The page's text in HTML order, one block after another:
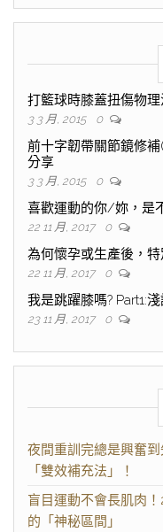
打籃球時膝蓋扭傷物
3 3 月, 2015 0
前十字韌帶關節鏡修
分享
3 3 月, 2015 0
喜歡運動的你/妳，是
22 11 月, 2017 0
為何懷孕或生產後，特
22 11 月, 2017 0
我是跳躍膝嗎? Part1:
23 11 月, 2017 0
夜間重訓完總是興奮
「雙效補充法」！
盲目運動不會長肌肉
的「神秘區間」